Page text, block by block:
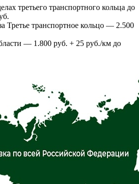
третьего транспортного кольца до
Третье транспортное кольцо — 2.500
— 1.800 руб. + 25 руб./км до